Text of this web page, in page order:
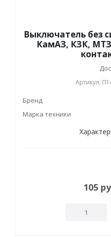
Выключатель без
КамАЗ, КЗК, МТЗ
Артикул:
Бренд
Марка техники
105